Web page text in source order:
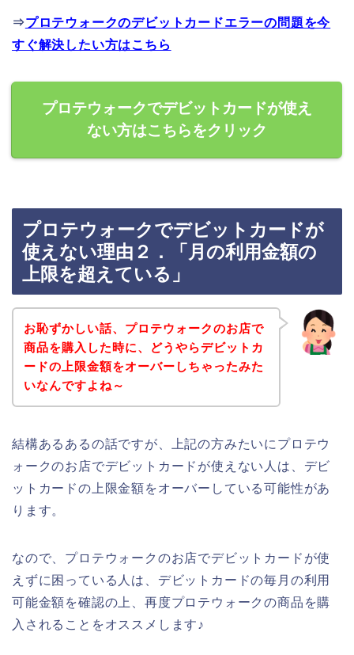
⇒プロテウォークのデビットカードエラーの問題を今
すぐ解決したい方はこちら
プロテウォークでデビットカードが使え
ない方はこちらをクリック
プロテウォークでデビットカードが
使えない理由２．「月の利用金額の
上限を超えている」
お恥ずかしい話、プロテウォークのお店で
商品を購入した時に、どうやらデビットカ
ードの上限金額をオーバーしちゃったみた
いなんですよね～
結構あるあるの話ですが、上記の方みたいにプロテウ
ォークのお店でデビットカードが使えない人は、デビ
ットカードの上限金額をオーバーしている可能性があ
ります。
なので、プロテウォークのお店でデビットカードが使
えずに困っている人は、デビットカードの毎月の利用
可能金額を確認の上、再度プロテウォークの商品を購
入されることをオススメします♪